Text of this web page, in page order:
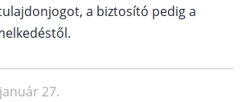
a biztosító pedig a
27.